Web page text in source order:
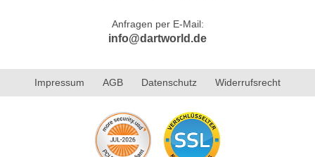
Anfragen per E-Mail:
info@dartworld.de
Impressum AGB Datenschutz Widerrufsrecht